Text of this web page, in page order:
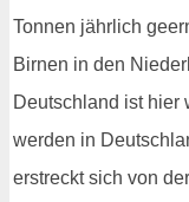
Tonnen jährlich
Birnen in den
Deutschland ist hier
werden in
erstreckt sich von